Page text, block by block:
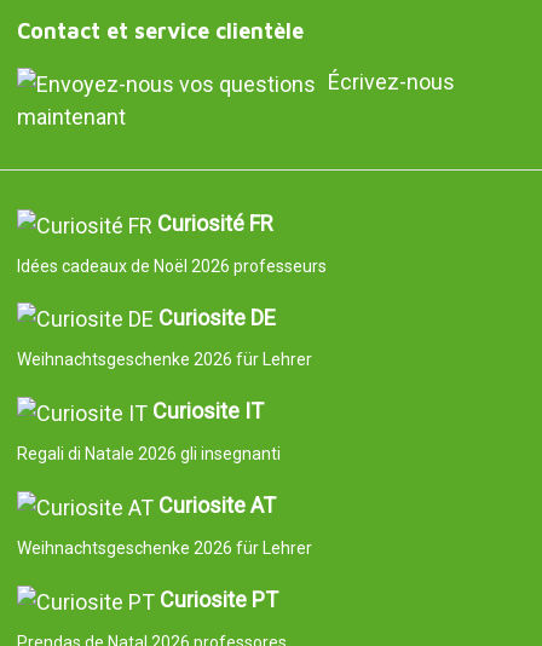
Contact et service clientèle
Écrivez-nous
maintenant
Curiosité FR
Idées cadeaux de Noël 2026 professeurs
Curiosite DE
Weihnachtsgeschenke 2026 für Lehrer
Curiosite IT
Regali di Natale 2026 gli insegnanti
Curiosite AT
Weihnachtsgeschenke 2026 für Lehrer
Curiosite PT
Prendas de Natal 2026 professores